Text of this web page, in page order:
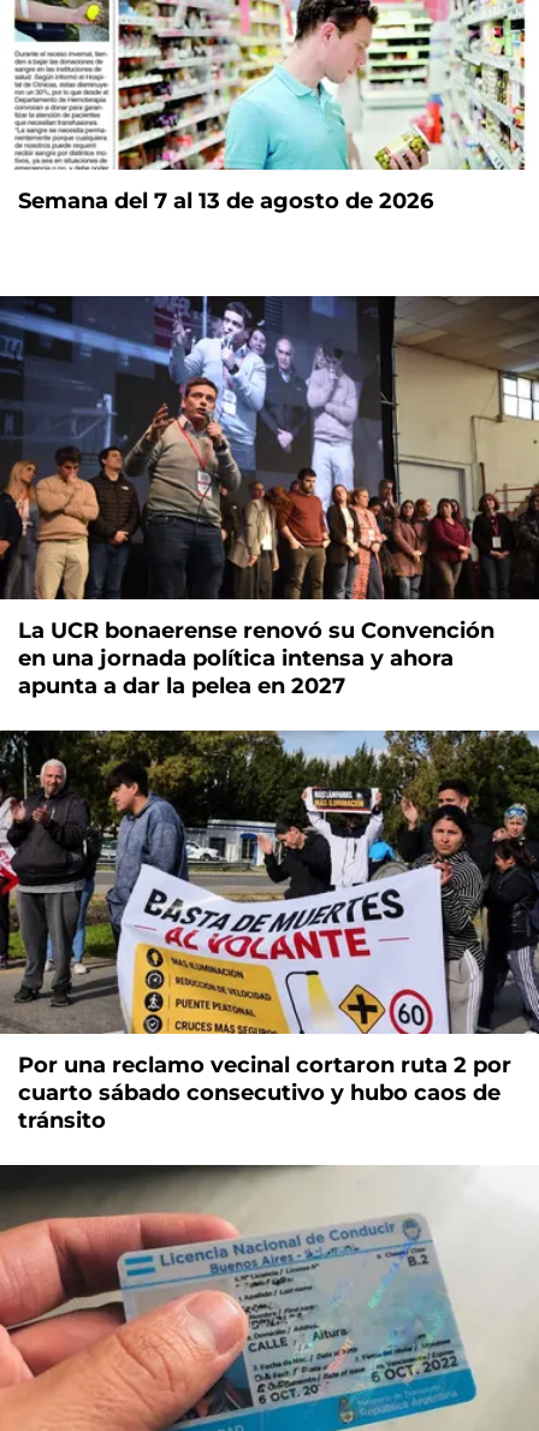
Semana del 7 al 13 de agosto de 2026
La UCR bonaerense renovó su Convención
en una jornada política intensa y ahora
apunta a dar la pelea en 2027
Por una reclamo vecinal cortaron ruta 2 por
cuarto sábado consecutivo y hubo caos de
tránsito